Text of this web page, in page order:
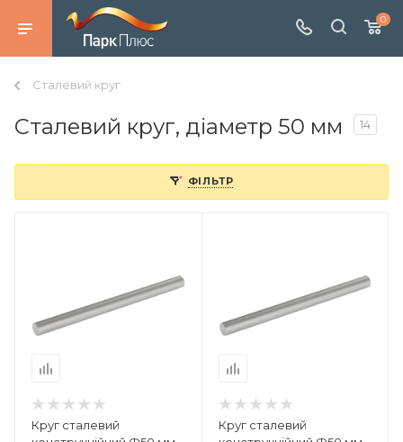
0
Сталевий круг
Сталевий круг, діаметр 50 мм 14
ФІЛЬТР
Круг сталевий
Круг сталевий